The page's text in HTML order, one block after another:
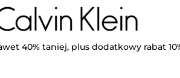
40% taniej, plus dodatkowy rabat